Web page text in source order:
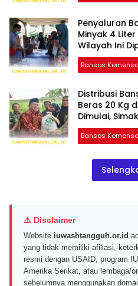
Penyaluran
Minyak 4
Wilayah Ini
Bansos
Distribusi
Beras 20 Kg
Dimulai,
Bansos
⚠ Disclaimer
Website iuwashtangguh.or.id
yang tidak memiliki afiliasi,
resmi dengan USAID, program
Amerika Serikat, atau lembaga/
sebelumnya menggunakan